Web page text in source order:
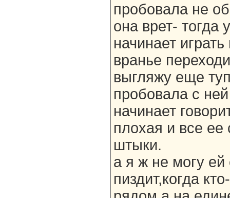
пробовала не
она врет- тогда
начинает
вранье
выгляжу еще
пробовала с
начинает
плохая и все
штыки.
а я ж не могу ей
пиздит,когда